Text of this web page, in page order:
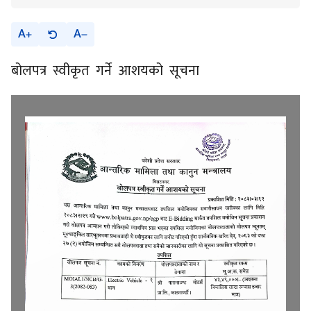
A A
बोलपत्र स्वीकृत गर्ने आशयको सूचना